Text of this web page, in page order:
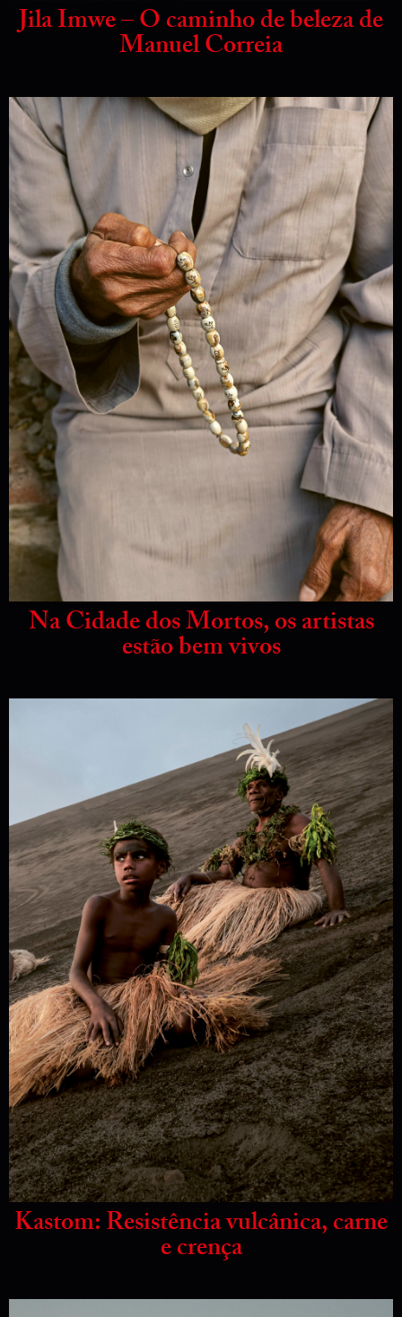
Jila Imwe – O caminho de beleza de
Manuel Correia
Na Cidade dos Mortos, os artistas
estão bem vivos
Kastom: Resistência vulcânica, carne
e crença